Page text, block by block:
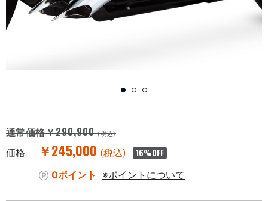
通常価格￥290,900 (税込)
価格 ￥245,000 (税込) 16%OFF
0ポイント
※ポイントについて